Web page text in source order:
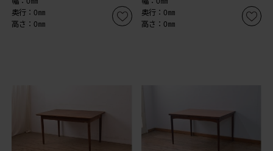
奥行：0㎜
高さ：0㎜
奥行：0㎜
高さ：0㎜